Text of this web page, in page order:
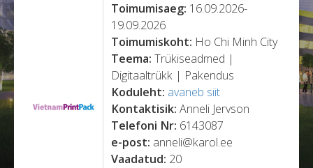
Toimumisaeg: 16.09.2026-
19.09.2026
Toimumiskoht: Ho Chi Minh City
Teema:Trükiseadmed |
Digitaaltrükk | Pakendus
Koduleht: avaneb siit
Kontaktisik:Anneli Jervson
Telefoni Nr: 6143087
e-post: anneli@karol.ee
Vaadatud: 20